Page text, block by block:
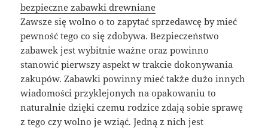
bezpieczne zabawki drewniane
Zawsze się wolno o to zapytać sprzedawcę by mieć
pewność tego co się zdobywa. Bezpieczeństwo
zabawek jest wybitnie ważne oraz powinno
stanowić pierwszy aspekt w trakcie dokonywania
zakupów. Zabawki powinny mieć także dużo innych
wiadomości przyklejonych na opakowaniu to
naturalnie dzięki czemu rodzice zdają sobie sprawę
z tego czy wolno je wziąć. Jedną z nich jest